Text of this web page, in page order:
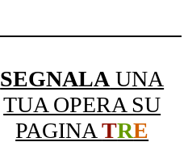
SEGNALA UNA
TUA OPERA SU
PAGINATRE